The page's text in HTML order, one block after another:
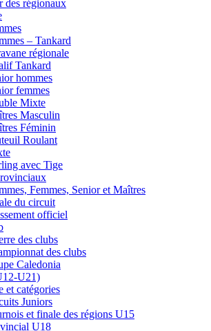
des régionaux
– Tankard
régionale
Tankard
hommes
femmes
Mixte
Masculin
Féminin
Roulant
avec Tige
Femmes, Senior et Maîtres
du circuit
officiel
des clubs
des clubs
Caledonia
U21)
et catégories
Juniors
et finale des régions U15
U18